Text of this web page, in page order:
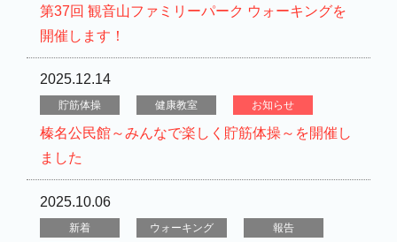
第37回 観音山ファミリーパーク ウォーキングを
開催します！
2025.12.14
貯筋体操 健康教室 お知らせ
榛名公民館～みんなで楽しく貯筋体操～を開催し
ました
2025.10.06
新着 ウォーキング
報告